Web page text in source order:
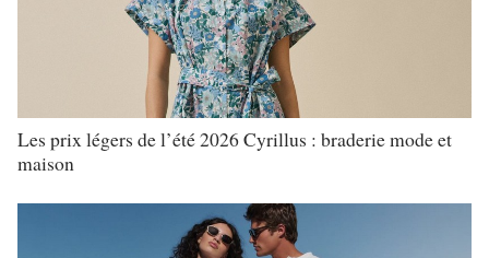
Les prix légers de l’été 2026 Cyrillus : braderie mode et
maison